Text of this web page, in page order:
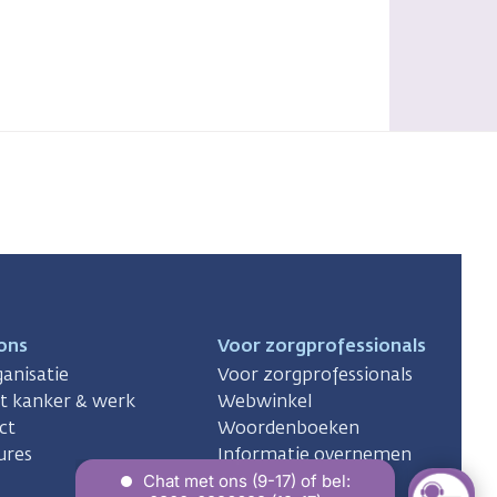
kanker & werk
Voor zorgprofessionals
Voor zorgprofessionals
Webwinkel
Woordenboeken
Informatie overnemen